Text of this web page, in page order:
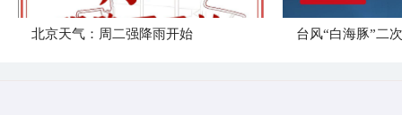
北京天气：周二强降雨开始 台风“白海豚”二